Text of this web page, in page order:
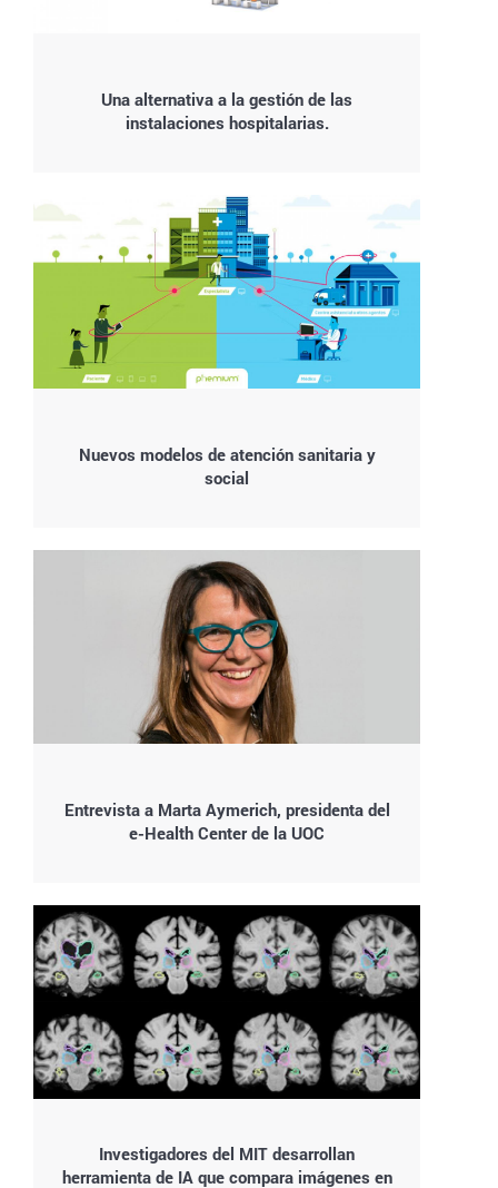
Una alternativa a la gestión de las
instalaciones hospitalarias.
Nuevos modelos de atención sanitaria y
social
Entrevista a Marta Aymerich, presidenta del
e-Health Center de la UOC
Investigadores del MIT desarrollan
herramienta de IA que compara imágenes en